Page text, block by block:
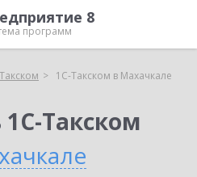
8
программ
1С-Такском в Махачкале
1С-Такском